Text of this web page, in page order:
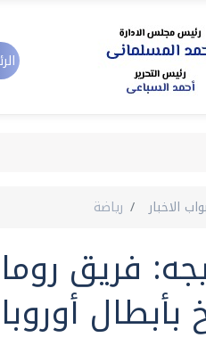
الاخبار رياضة
فريق
بأبطال أوروبا